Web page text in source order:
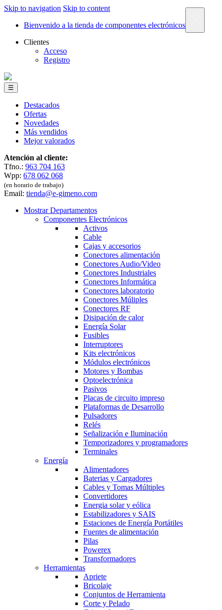
Skip to navigation Skip to content
Bienvenido a la tienda de componentes electrónicos
Clientes
Acceso
Registro
☰
Destacados
Ofertas
Novedades
Más vendidos
Mejor valorados
Atención al cliente:
Tfno.: 963 704 163
Wpp: 678 062 068
(en horario de trabajo)
Email: tienda@e-gimeno.com
Mostrar Departamentos
Componentes Electrónicos
Activos
Cable
Cajas y accesorios
Conectores alimentación
Conectores Audio/Video
Conectores Industriales
Conectores Informática
Conectores laboratorio
Conectores Múliples
Conectores RF
Disipación de calor
Energía Solar
Fusibles
Interruptores
Kits electrónicos
Módulos electrónicos
Motores y Bombas
Optoelectrónica
Pasivos
Placas de circuito impreso
Plataformas de Desarrollo
Pulsadores
Relés
Señalización e Iluminación
Temporizadores y programadores
Terminales
Energía
Alimentadores
Baterias y Cargadores
Cables y Tomas Múltiples
Convertidores
Energia solar y eólica
Estabilizadores y SAIS
Estaciones de Energía Portátiles
Fuentes de alimentación
Pilas
Powerex
Transformadores
Herramientas
Apriete
Bricolaje
Conjuntos de Herramienta
Corte y Pelado